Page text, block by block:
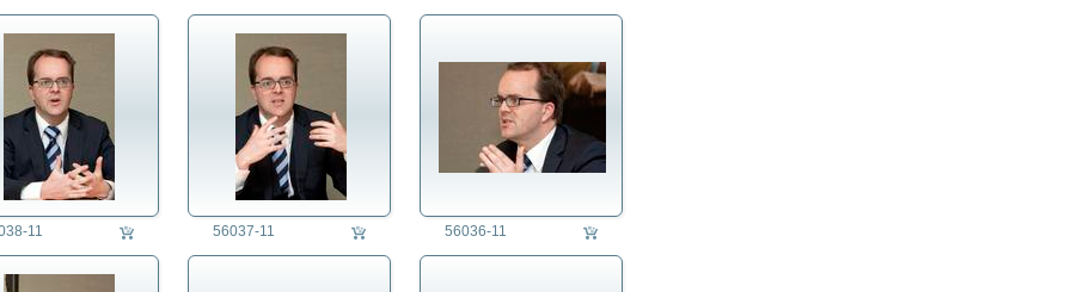
11 56037-11 56036-11